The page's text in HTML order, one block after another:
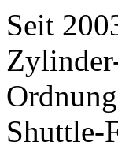
Seit
Shuttle-